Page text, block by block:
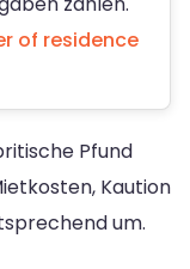
of residence
Pfund
Kaution
um.